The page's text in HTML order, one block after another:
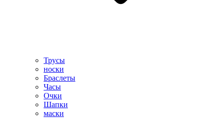
Трусы
носки
Браслеты
Часы
Очки
Шапки
маски